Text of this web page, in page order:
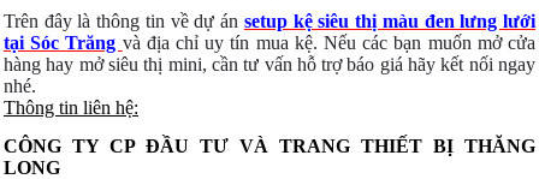
Trên đây là thông tin về dự án setup kệ siêu thị màu đen lưng lưới
tại Sóc Trăng và địa chỉ uy tín mua kệ. Nếu các bạn muốn mở cửa
hàng hay mở siêu thị mini, cần tư vấn hỗ trợ báo giá hãy kết nối ngay
nhé.
Thông tin liên hệ:
CÔNG TY CP ĐẦU TƯ VÀ TRANG THIẾT BỊ THĂNG
LONG